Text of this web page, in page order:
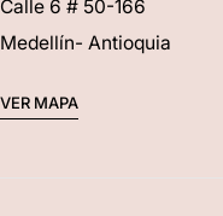
Calle 6 # 50-166
Medellín- Antioquia
VER MAPA